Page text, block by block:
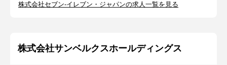
株式会社セブン-イレブン・ジャパンの求人一覧を見る
株式会社サンベルクスホールディングス